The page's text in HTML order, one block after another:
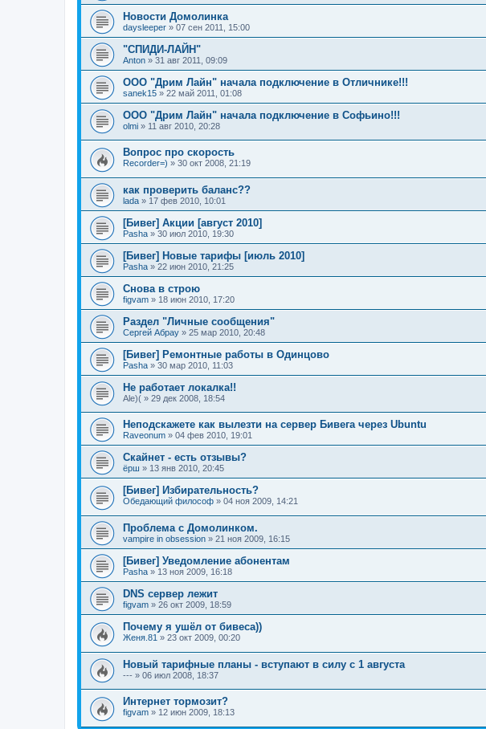
Новости Домолинка
daysleeper » 07 сен 2011, 15:00
"СПИДИ-ЛАЙН"
Anton » 31 авг 2011, 09:09
ООО "Дрим Лайн" начала подключение в Отличнике!!!
sanek15 » 22 май 2011, 01:08
ООО "Дрим Лайн" начала подключение в Софьино!!!
olmi » 11 авг 2010, 20:28
Вопрос про скорость
Recorder=) » 30 окт 2008, 21:19
как проверить баланс??
lada » 17 фев 2010, 10:01
[Бивег] Акции [август 2010]
Pasha » 30 июл 2010, 19:30
[Бивег] Новые тарифы [июль 2010]
Pasha » 22 июн 2010, 21:25
Снова в строю
figvam » 18 июн 2010, 17:20
Раздел "Личные сообщения"
Сергей Абрау » 25 мар 2010, 20:48
[Бивег] Ремонтные работы в Одинцово
Pasha » 30 мар 2010, 11:03
Не работает локалка!!
Ale)( » 29 дек 2008, 18:54
Неподскажете как вылезти на сервер Бивега через Ubuntu
Raveonum » 04 фев 2010, 19:01
Скайнет - есть отзывы?
ёрш » 13 янв 2010, 20:45
[Бивег] Избирательность?
Обедающий философ » 04 ноя 2009, 14:21
Проблема с Домолинком.
vampire in obsession » 21 ноя 2009, 16:15
[Бивег] Уведомление абонентам
Pasha » 13 ноя 2009, 16:18
DNS сервер лежит
figvam » 26 окт 2009, 18:59
Почему я ушёл от бивеса))
Женя.81 » 23 окт 2009, 00:20
Новый тарифные планы - вступают в силу с 1 августа
--- » 06 июл 2008, 18:37
Интернет тормозит?
figvam » 12 июн 2009, 18:13